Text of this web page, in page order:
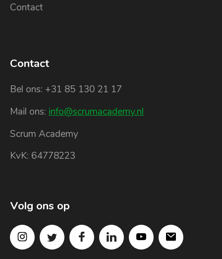
Contact
Contact
Bel ons: +31 85 130 21 17
Mail ons: info@scrumacademy.nl
Scrum Academy
KvK: 64778223
Volg ons op